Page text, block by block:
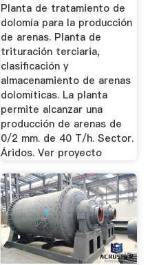
Planta de tratamiento de
dolomía para la producción
de arenas. Planta de
trituración terciaria,
clasificación y
almacenamiento de arenas
dolomíticas. La planta
permite alcanzar una
producción de arenas de
0/2 mm. de 40 T/h. Sector.
Áridos. Ver proyecto